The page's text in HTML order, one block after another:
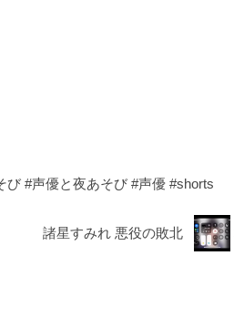
び #声優と夜あそび #声優 #shorts
諸星すみれ 悪役の敗北